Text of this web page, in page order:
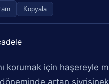
Kopyala
korumak için haşereyle
döneminde artan